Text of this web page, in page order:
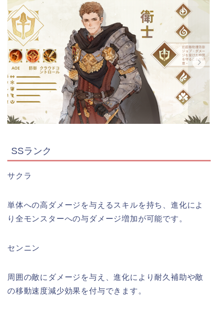
SSランク
サクラ
単体への高ダメージを与えるスキルを持ち、進化によ
り全モンスターへの与ダメージ増加が可能です。
センニン
周囲の敵にダメージを与え、進化により耐久補助や敵
の移動速度減少効果を付与できます。